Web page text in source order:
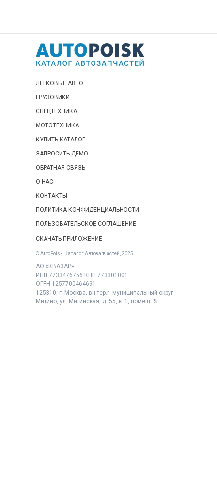
АО «КВАЗАР»
ИНН 7733476756 КПП 773301001
ОГРН 1257700464691
125310, г. Москва, вн.тер.г. муниципальный округ
Митино, ул. Митинская, д. 55, к. 1, помещ. ½
© AutoPoisk, Каталог Автозапчастей, 2025
ОБРАТНАЯ СВЯЗЬ
ЗАПРОСИТЬ ДЕМО
КУПИТЬ КАТАЛОГ
СПЕЦТЕХНИКА
МОТОТЕХНИКА
ГРУЗОВИКИ
ЛЕГКОВЫЕ АВТО
ПОЛЬЗОВАТЕЛЬСКОЕ СОГЛАШЕНИЕ
СКАЧАТЬ ПРИЛОЖЕНИЕ
ПОЛИТИКА КОНФИДЕНЦИАЛЬНОСТИ
КОНТАКТЫ
О НАС